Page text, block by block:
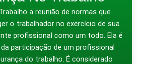
a reunião de normas que
o trabalhador no exercício de sua
profissional como um todo. Ela é
participação de um profissional
do trabalho. É considerado